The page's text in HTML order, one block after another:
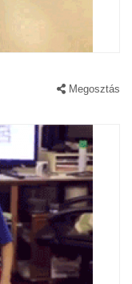
Megosztás